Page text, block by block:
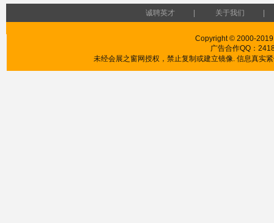
诚聘英才 关于我们
Copyright © 2000-
广告合作QQ：
未经会展之窗网授权，禁止复制或建立镜像. 信息真实